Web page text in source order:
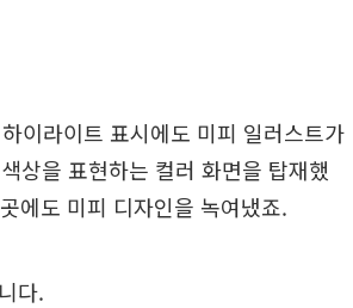
이라이트 표시에도 미피 일러스트가
상을 표현하는 컬러 화면을 탑재했
에도 미피 디자인을 녹여냈죠.
다.